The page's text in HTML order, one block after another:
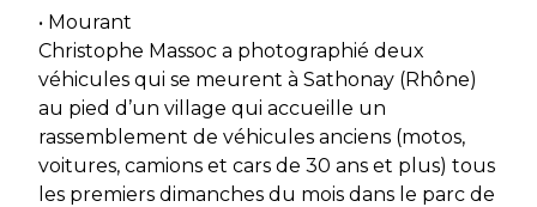
• Mourant
Christophe Massoc a photographié deux
véhicules qui se meurent à Sathonay (Rhône)
au pied d’un village qui accueille un
rassemblement de véhicules anciens (motos,
voitures, camions et cars de 30 ans et plus) tous
les premiers dimanches du mois dans le parc de